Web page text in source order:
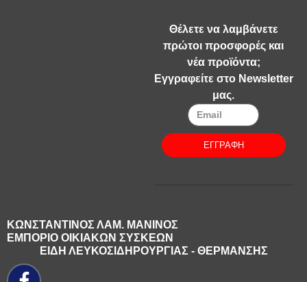
Θέλετε να λαμβάνετε
πρώτοι προσφορές και
νέα προϊόντα;
Εγγραφείτε στο Newsletter
μας.
ΕΓΓΡΑΦΗ
ΚΩΝΣΤΑΝΤΙΝΟΣ ΛΑΜ. ΜΑΝΙΝΟΣ
ΕΜΠΟΡΙΟ ΟΙΚΙΑΚΩΝ ΣΥΣΚΕΩΝ
ΕΙΔΗ ΛΕΥΚΟΣΙΔΗΡΟΥΡΓΙΑΣ - ΘΕΡΜΑΝΣΗΣ